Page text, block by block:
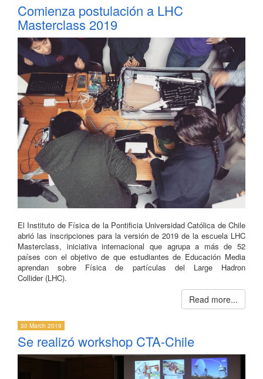
Comienza postulación a LHC
Masterclass 2019
El Instituto de Física de la Pontificia Universidad Católica de Chile
abrió las inscripciones para la versión de 2019 de la escuela LHC
Masterclass, iniciativa internacional que agrupa a más de 52
países con el objetivo de que estudiantes de Educación Media
aprendan sobre Física de partículas del Large Hadron
Collider (LHC).
Read more...
30 March 2019
Se realizó workshop CTA-Chile